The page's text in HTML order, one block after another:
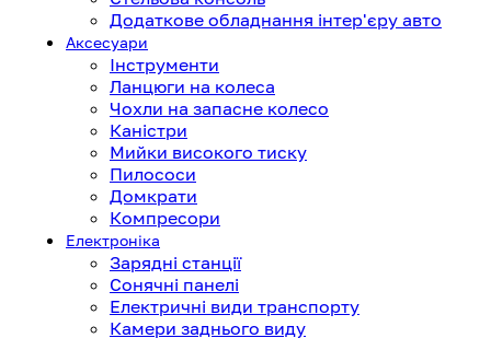
Додаткове обладнання інтер'єру авто
Аксесуари
Інструменти
Ланцюги на колеса
Чохли на запасне колесо
Каністри
Мийки високого тиску
Пилососи
Домкрати
Компресори
Електроніка
Зарядні станції
Сонячні панелі
Електричні види транспорту
Камери заднього виду